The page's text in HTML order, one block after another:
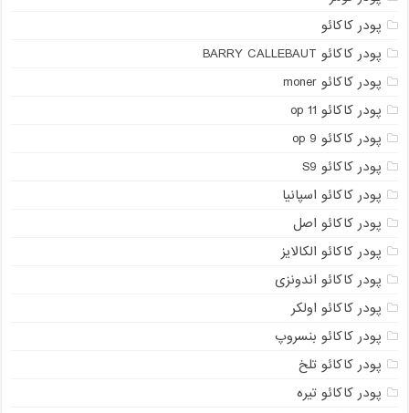
پودر کاکائو
پودر کاکائو BARRY CALLEBAUT
پودر کاکائو moner
پودر کاکائو op 11
پودر کاکائو op 9
پودر کاکائو S9
پودر کاکائو اسپانیا
پودر کاکائو اصل
پودر کاکائو الکالایز
پودر کاکائو اندونزی
پودر کاکائو اولکر
پودر کاکائو بنسروپ
پودر کاکائو تلخ
پودر کاکائو تیره